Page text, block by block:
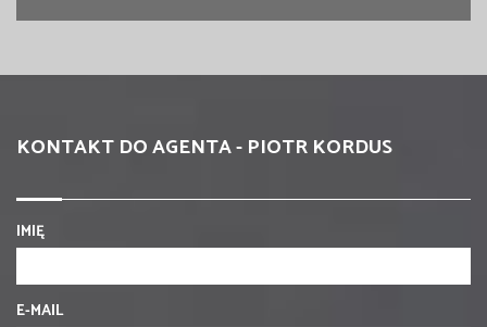
KONTAKT DO AGENTA - PIOTR KORDUS
IMIĘ
E-MAIL